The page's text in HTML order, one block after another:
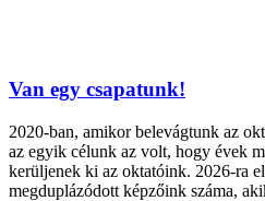
Van egy csapatunk!
2020-ban, amikor belevágtunk az
az egyik célunk az volt, hogy évek
kerüljenek ki az oktatóink. 2026-ra
megduplázódott képzőink száma,